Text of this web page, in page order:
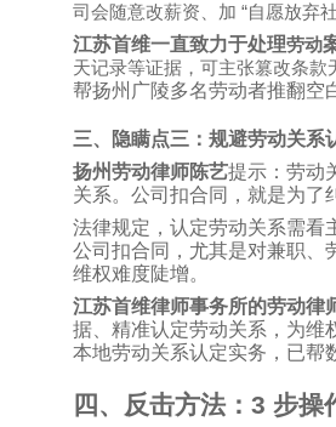
司会随意改薪资、加 “自愿放弃
江苏首维一直致力于处理劳动
天记录等证据，可主张篡改条款
帮扬州广陵多名劳动者推翻空
三、隐瞒点三：规避劳动关系
扬州劳动律师陈艺提示：劳动
关系。公司扣合同，就是为了
法律规定，认定劳动关系需看
公司扣合同，尤其是对兼职、
维权难度陡增。
江苏首维律师事务所的劳动律
据、精准认定劳动关系，为维
本地劳动关系认定实务，已帮
四、反击方法： 3 步操